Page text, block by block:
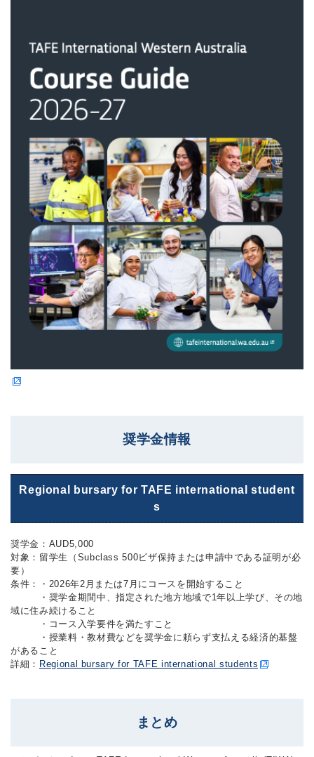
奨学金情報
Regional bursary for TAFE international student
s
奨学金：AUD5,000
対象：留学生（Subclass 500ビザ保持または申請中である証明が必
要）
条件：・2026年2月または7月にコースを開始すること
・奨学金期間中、指定された地方地域で1年以上学び、その地
域に住み続けること
・コース入学要件を満たすこと
・授業料・教材費などを奨学金に頼らず支払える経済的基盤
があること
詳細： Regional bursary for TAFE international students
まとめ